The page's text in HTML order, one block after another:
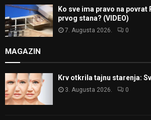
Ko sve ima pravo na povrat
prvog stana? (VIDEO)
7. Augusta 2026. 0
MAGAZIN
Krv otkrila tajnu starenja:
3. Augusta 2026. 0